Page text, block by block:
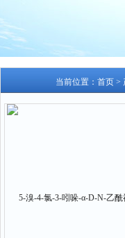
当前位置： 首页 >